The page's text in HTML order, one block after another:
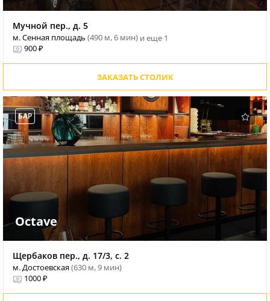
Мучной пер., д. 5
м. Сенная площадь (490 м, 6 мин) и еще 1
900 ₽
ЗАКАЗАТЬ СТОЛИК
БАР
Octave
Щербаков пер., д. 17/3, с. 2
м. Достоевская(630 м, 9 мин)
1000 ₽